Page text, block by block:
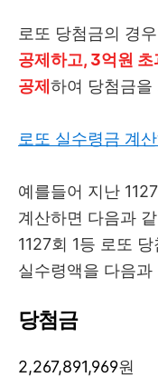
로또 당첨금의 경우
공제하고, 3억원
공제 하여 당첨금을
로또 실수령금 계
예를들어 지난
계산하면 다음과
1127회 1등 로또 당
실수령액을 다음
당첨금
2,267,891,969원